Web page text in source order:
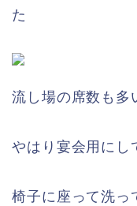
た
流し場の席数も多
やはり宴会用にし
椅子に座って洗っ